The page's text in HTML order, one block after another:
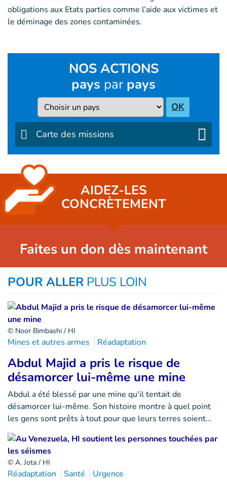
obligations aux Etats parties comme l’aide aux victimes et
le déminage des zones contaminées.
NOS ACTIONS
pays par pays
Pays OK
Carte des missions
AIDEZ-LES
CONCRÈTEMENT
Faites un don dès maintenant
POUR ALLER PLUS LOIN
© Noor Bimbashi / HI
Mines et autres armes Réadaptation
Abdul Majid a pris le risque de
désamorcer lui-même une mine
Abdul a été blessé par une mine qu'il tentait de
désamorcer lui-même. Son histoire montre à quel point
les gens sont prêts à tout pour que leurs terres soient…
© A. Jota / HI
Réadaptation Santé Urgence